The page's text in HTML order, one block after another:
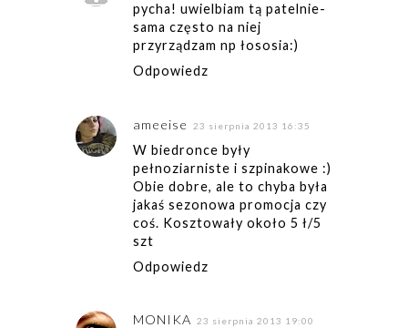
pycha! uwielbiam tą patelnie-
sama często na niej
przyrządzam np łososia:)
Odpowiedz
ameeise 23 sierpnia 2013 16:35
W biedronce były
pełnoziarniste i szpinakowe :)
Obie dobre, ale to chyba była
jakaś sezonowa promocja czy
coś. Kosztowały około 5 ł/5
szt
Odpowiedz
MONIKA 23 sierpnia 2013 19:00